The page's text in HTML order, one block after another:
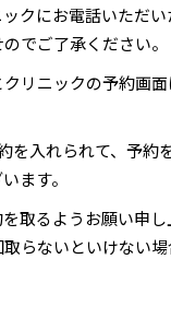
クにお電話いただ
でご了承ください。
クリニックの予約画
を入れられて、予約
ます。
取るようお願い申し
らないといけない